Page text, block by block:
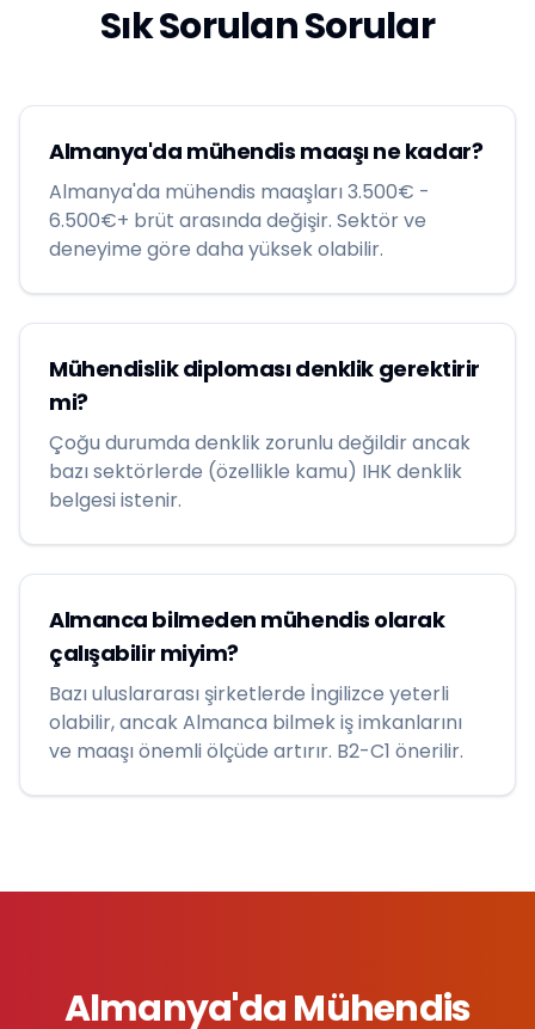
Sık Sorulan Sorular
Almanya'da mühendis maaşı ne kadar?
Almanya'da mühendis maaşları 3.500€ -
6.500€+ brüt arasında değişir. Sektör ve
deneyime göre daha yüksek olabilir.
Mühendislik diploması denklik gerektirir
mi?
Çoğu durumda denklik zorunlu değildir ancak
bazı sektörlerde (özellikle kamu) IHK denklik
belgesi istenir.
Almanca bilmeden mühendis olarak
çalışabilir miyim?
Bazı uluslararası şirketlerde İngilizce yeterli
olabilir, ancak Almanca bilmek iş imkanlarını
ve maaşı önemli ölçüde artırır. B2-C1 önerilir.
Almanya'da Mühendis